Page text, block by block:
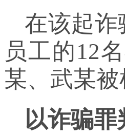
在该起诈
员工的12
某、武某
以诈骗罪